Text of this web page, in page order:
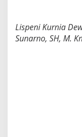
Lispeni Kurnia
Sunarno, SH, M.